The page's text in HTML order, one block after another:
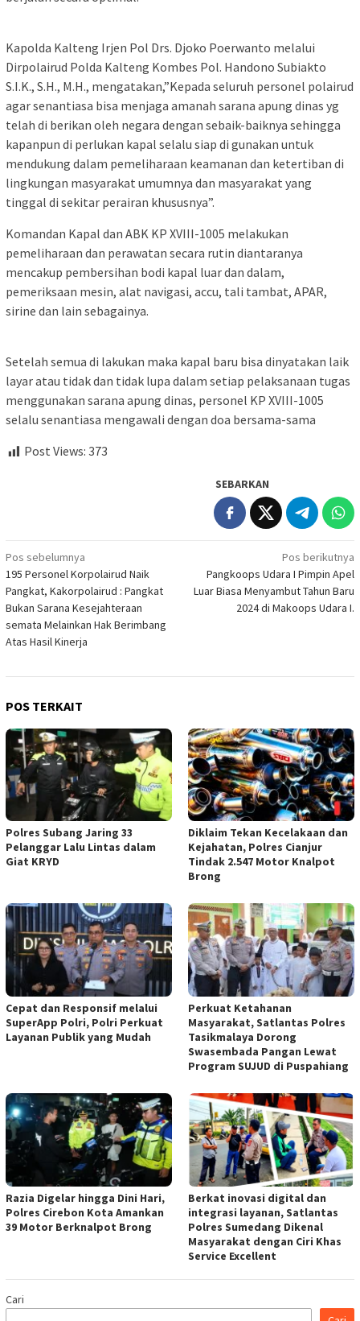
Kapolda Kalteng Irjen Pol Drs. Djoko Poerwanto melalui
Dirpolairud Polda Kalteng Kombes Pol. Handono Subiakto
S.I.K., S.H., M.H., mengatakan,”Kepada seluruh personel polairud
agar senantiasa bisa menjaga amanah sarana apung dinas yg
telah di berikan oleh negara dengan sebaik-baiknya sehingga
kapanpun di perlukan kapal selalu siap di gunakan untuk
mendukung dalam pemeliharaan keamanan dan ketertiban di
lingkungan masyarakat umumnya dan masyarakat yang
tinggal di sekitar perairan khususnya”.
Komandan Kapal dan ABK KP XVIII-1005 melakukan
pemeliharaan dan perawatan secara rutin diantaranya
mencakup pembersihan bodi kapal luar dan dalam,
pemeriksaan mesin, alat navigasi, accu, tali tambat, APAR,
sirine dan lain sebagainya.
Setelah semua di lakukan maka kapal baru bisa dinyatakan laik
layar atau tidak dan tidak lupa dalam setiap pelaksanaan tugas
menggunakan sarana apung dinas, personel KP XVIII-1005
selalu senantiasa mengawali dengan doa bersama-sama
Post Views: 373
SEBARKAN
Navigasi
pos
Pos sebelumnya
195 Personel Korpolairud Naik
Pangkat, Kakorpolairud : Pangkat
Bukan Sarana Kesejahteraan
semata Melainkan Hak Berimbang
Atas Hasil Kinerja
Pos berikutnya
Pangkoops Udara I Pimpin Apel
Luar Biasa Menyambut Tahun Baru
2024 di Makoops Udara I.
POS TERKAIT
Polres Subang Jaring 33
Pelanggar Lalu Lintas dalam
Giat KRYD
Diklaim Tekan Kecelakaan dan
Kejahatan, Polres Cianjur
Tindak 2.547 Motor Knalpot
Brong
Cepat dan Responsif melalui
SuperApp Polri, Polri Perkuat
Layanan Publik yang Mudah
Perkuat Ketahanan
Masyarakat, Satlantas Polres
Tasikmalaya Dorong
Swasembada Pangan Lewat
Program SUJUD di Puspahiang
Razia Digelar hingga Dini Hari,
Polres Cirebon Kota Amankan
39 Motor Berknalpot Brong
Berkat inovasi digital dan
integrasi layanan, Satlantas
Polres Sumedang Dikenal
Masyarakat dengan Ciri Khas
Service Excellent
Cari